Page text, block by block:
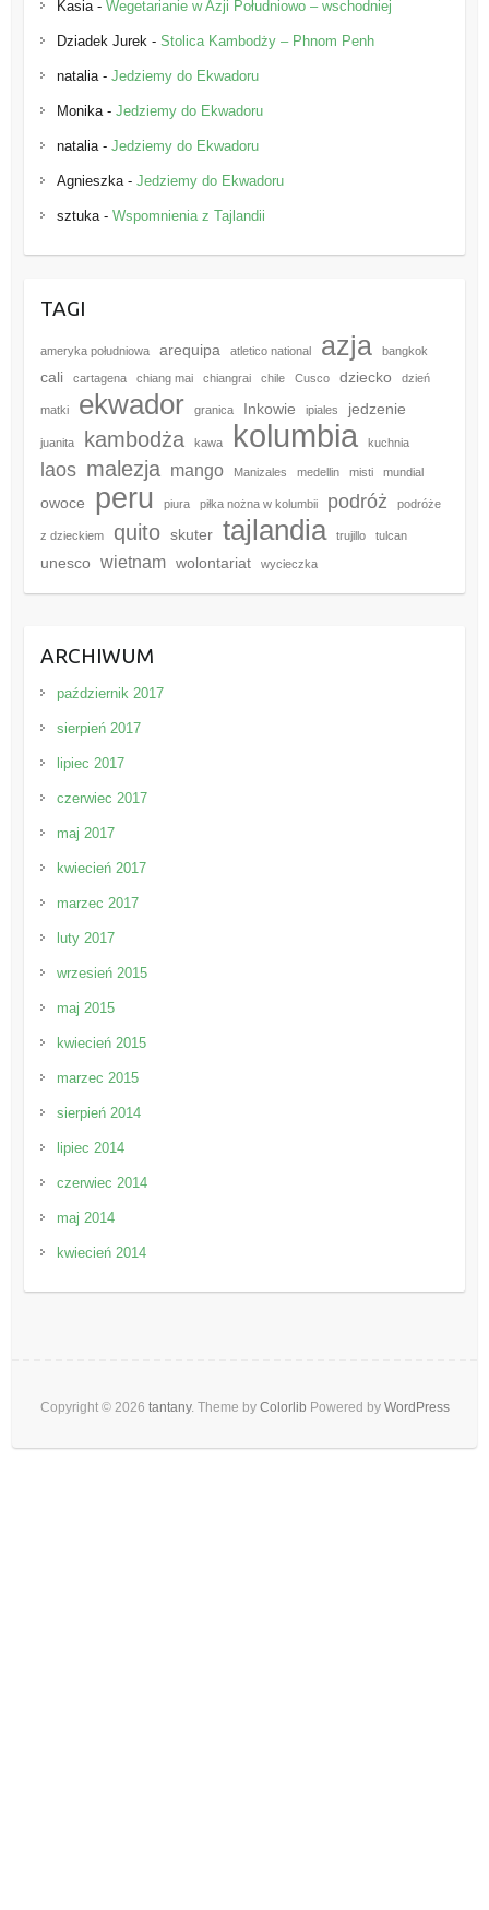
Kasia- Wegetarianie w Azji Południowo – wschodniej
Dziadek Jurek - Stolica Kambodży – Phnom Penh
natalia- Jedziemy do Ekwadoru
Monika- Jedziemy do Ekwadoru
natalia- Jedziemy do Ekwadoru
Agnieszka- Jedziemy do Ekwadoru
sztuka- Wspomnienia z Tajlandii
TAGI
ameryka południowa arequipa atletico national azja bangkok
cali cartagena chiang mai chiangrai chile Cusco dziecko dzień
matki ekwador granica Inkowie ipiales jedzenie
juanita kambodża kawa kolumbia kuchnia
laos malezja mango Manizales medellin misti mundial
owoce peru piura piłka nożna w kolumbii podróż podróże
z dzieckiem quito skuter tajlandia trujillo tulcan
unesco wietnam wolontariat wycieczka
ARCHIWUM
październik 2017
sierpień 2017
lipiec 2017
czerwiec 2017
maj 2017
kwiecień 2017
marzec 2017
luty 2017
wrzesień 2015
maj 2015
kwiecień 2015
marzec 2015
sierpień 2014
lipiec 2014
czerwiec 2014
maj 2014
kwiecień 2014
Copyright © 2026 tantany. Theme by Colorlib Powered by WordPress